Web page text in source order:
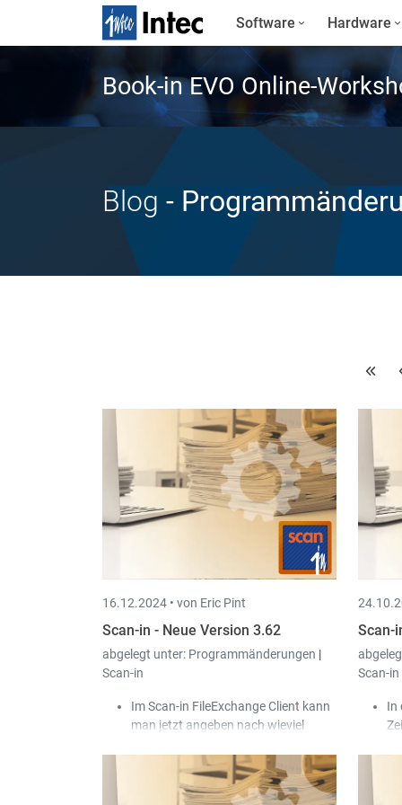
Software Hardware
Book-in EVO Online-
Blog -
16.12.2024 • von Eric Pint
Scan-in - Neue Version 3.62
abgelegt unter: Programmänderungen |
Scan-in
Im Scan-in FileExchange Client kann
man jetzt angeben nach wieviel
aus dem _done Ordner gelöscht
Die Texterkennung (OCR) läuft jetzt
Scan-
Scan-in
In